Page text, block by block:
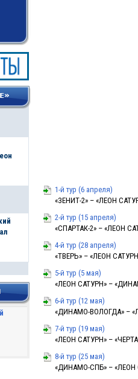
1-й тур (6 апреля)
«ЗЕНИТ-2» – «ЛЕОН
2-й тур (15 апреля)
«СПАРТАК-2» – «ЛЕОН
4-й тур (28 апреля)
«ТВЕРЬ» – «ЛЕОН
5-й тур (5 мая)
«ЛЕОН САТУРН» –
6-й тур (12 мая)
«ДИНАМО-ВОЛОГДА» –
7-й тур (19 мая)
«ЛЕОН САТУРН» –
8-й тур (25 мая)
«ДИНАМО-СПБ» – «ЛЕОН